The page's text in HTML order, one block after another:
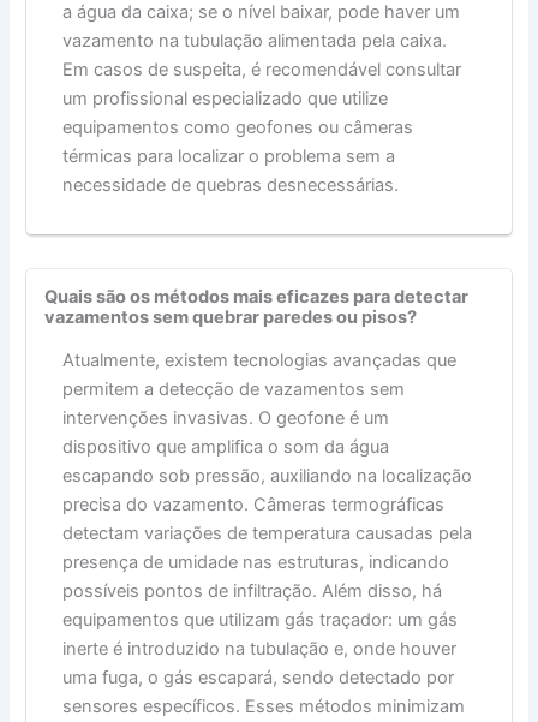
a água da caixa; se o nível baixar, pode haver um
vazamento na tubulação alimentada pela caixa.
Em casos de suspeita, é recomendável consultar
um profissional especializado que utilize
equipamentos como geofones ou câmeras
térmicas para localizar o problema sem a
necessidade de quebras desnecessárias.
Quais são os métodos mais eficazes para detectar
vazamentos sem quebrar paredes ou pisos?
Atualmente, existem tecnologias avançadas que
permitem a detecção de vazamentos sem
intervenções invasivas. O geofone é um
dispositivo que amplifica o som da água
escapando sob pressão, auxiliando na localização
precisa do vazamento. Câmeras termográficas
detectam variações de temperatura causadas pela
presença de umidade nas estruturas, indicando
possíveis pontos de infiltração. Além disso, há
equipamentos que utilizam gás traçador: um gás
inerte é introduzido na tubulação e, onde houver
uma fuga, o gás escapará, sendo detectado por
sensores específicos. Esses métodos minimizam